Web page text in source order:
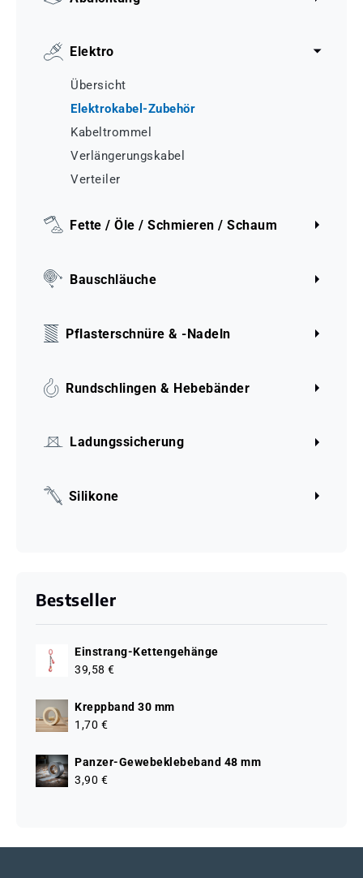
Elektro
Übersicht
Elektrokabel-Zubehör
Kabeltrommel
Verlängerungskabel
Verteiler
Fette / Öle / Schmieren / Schaum
Bauschläuche
Pflasterschnüre & -Nadeln
Rundschlingen & Hebebänder
Ladungssicherung
Silikone
Bestseller
Einstrang-Kettengehänge
39,58 €
Kreppband 30 mm
1,70 €
Panzer-Gewebeklebeband 48 mm
3,90 €